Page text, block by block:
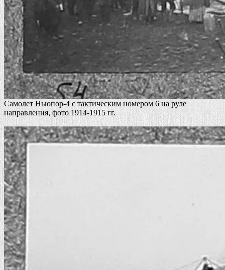
Самолет Ньюпор-4 с тактическим номером 6 на руле
направления, фото 1914-1915 гг.